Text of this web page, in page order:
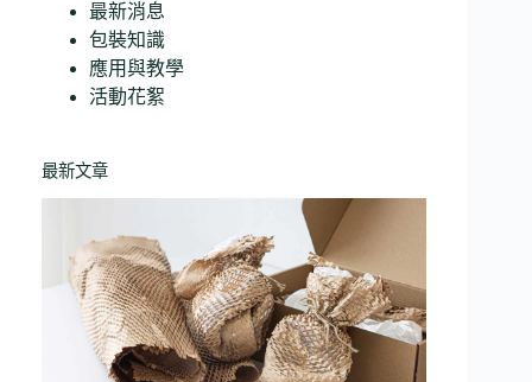
最新消息
包裝知識
應用與教學
活動花絮
最新文章